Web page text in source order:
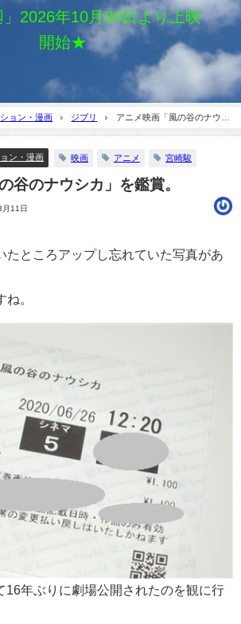
2026年10月30日より上映
開始★
ョン・漫画 ジブリ
アニメ映画「風の谷のナウシ
ン・漫画 映画 アニメ 宮崎駿
谷のナウシカ」を鑑賞。
11日
たところアップし忘れていた写真があ
。
16年ぶりに劇場公開されたのを観に行